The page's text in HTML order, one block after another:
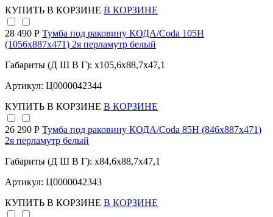
КУПИТЬ В КОРЗИНЕ В КОРЗИНЕ
28 490 Р Тумба под раковину КОДА/Coda 105Н
(1056х887х471) 2я перламутр белый
Габариты (Д Ш В Г): x105,6x88,7x47,1
Артикул: Ц0000042344
КУПИТЬ В КОРЗИНЕ В КОРЗИНЕ
26 290 Р Тумба под раковину КОДА/Coda 85Н (846х887х471)
2я перламутр белый
Габариты (Д Ш В Г): x84,6x88,7x47,1
Артикул: Ц0000042343
КУПИТЬ В КОРЗИНЕ В КОРЗИНЕ